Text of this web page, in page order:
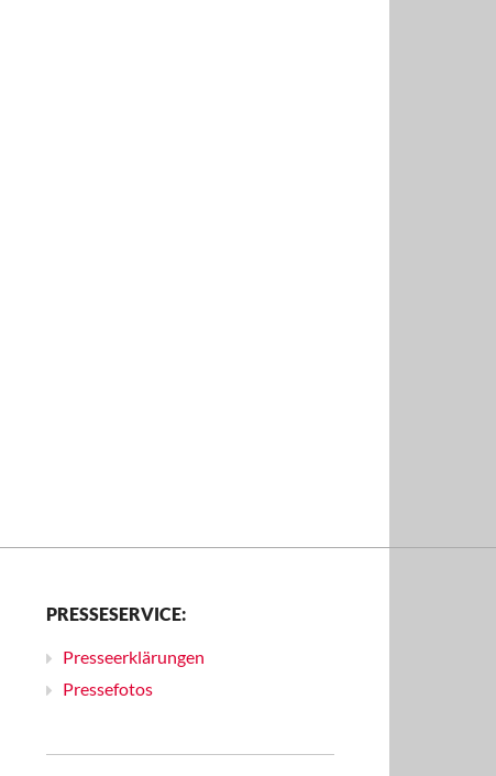
PRESSESERVICE:
Presseerklärungen
Pressefotos